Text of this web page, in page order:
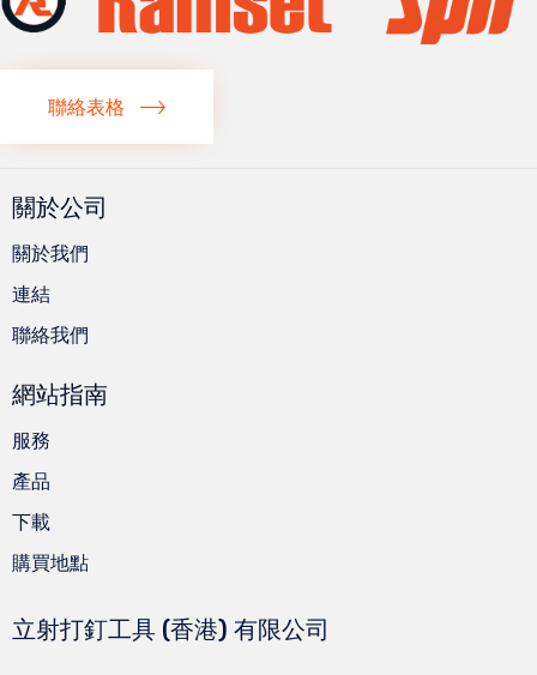
聯絡表格
關於公司
關於我們
連結
聯絡我們
網站指南
服務
產品
下載
購買地點
立射打釘工具 (香港) 有限公司